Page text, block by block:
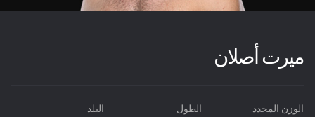
ميرت أصلان
الوزن المحدد الطول البلد